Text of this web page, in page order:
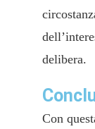
delibera.
Con